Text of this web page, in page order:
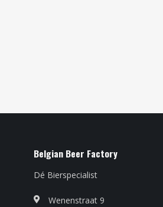
Belgian Beer Factory
Dé Bierspecialist
Wenenstraat 9